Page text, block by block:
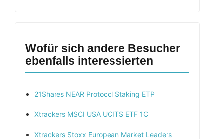
Wofür sich andere Besucher
ebenfalls interessierten
21Shares NEAR Protocol Staking ETP
Xtrackers MSCI USA UCITS ETF 1C
Xtrackers Stoxx European Market Leaders